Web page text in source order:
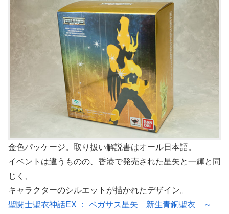
金色パッケージ。取り扱い解説書はオール日本語。
イベントは違うものの、香港で発売された星矢と一輝と同
じく、
キャラクターのシルエットが描かれたデザイン。
聖闘士聖衣神話EX ： ペガサス星矢 新生青銅聖衣 ～